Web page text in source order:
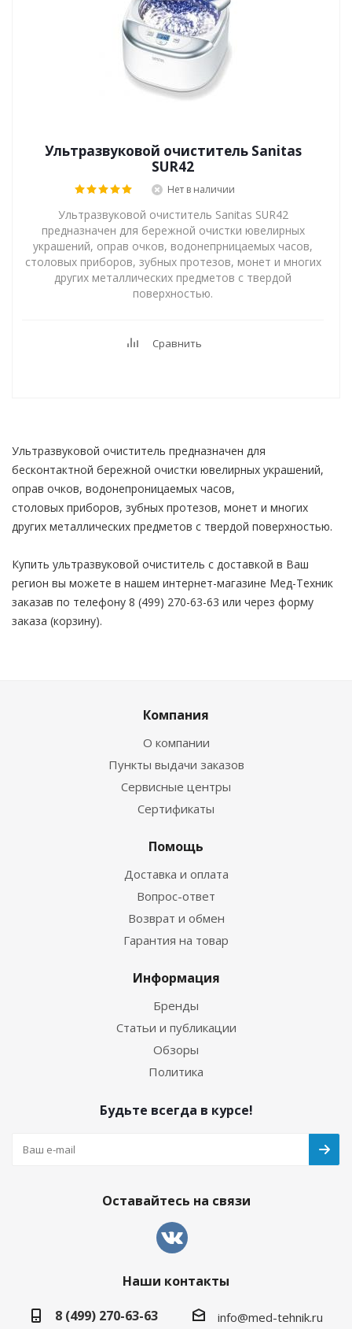
Ультразвуковой очиститель Sanitas
SUR42
Нет в наличии
Ультразвуковой очиститель Sanitas SUR42
предназначен для бережной очистки ювелирных
украшений, оправ очков, водонепрницаемых часов,
столовых приборов, зубных протезов, монет и многих
других металлических предметов с твердой
поверхностью.
Сравнить
Ультразвуковой очиститель предназначен для
бесконтактной бережной очистки ювелирных украшений,
оправ очков, водонепроницаемых часов,
столовых приборов, зубных протезов, монет и многих
других металлических предметов с твердой поверхностью.
Купить ультразвуковой очиститель с доставкой в Ваш
регион вы можете в нашем интернет-магазине Мед-Техник
заказав по телефону 8 (499) 270-63-63 или через форму
заказа (корзину).
Компания
О компании
Пункты выдачи заказов
Сервисные центры
Сертификаты
Помощь
Доставка и оплата
Вопрос-ответ
Возврат и обмен
Гарантия на товар
Информация
Бренды
Статьи и публикации
Обзоры
Политика
Будьте всегда в курсе!
Оставайтесь на связи
Наши контакты
8 (499) 270-63-63
info@med-tehnik.ru